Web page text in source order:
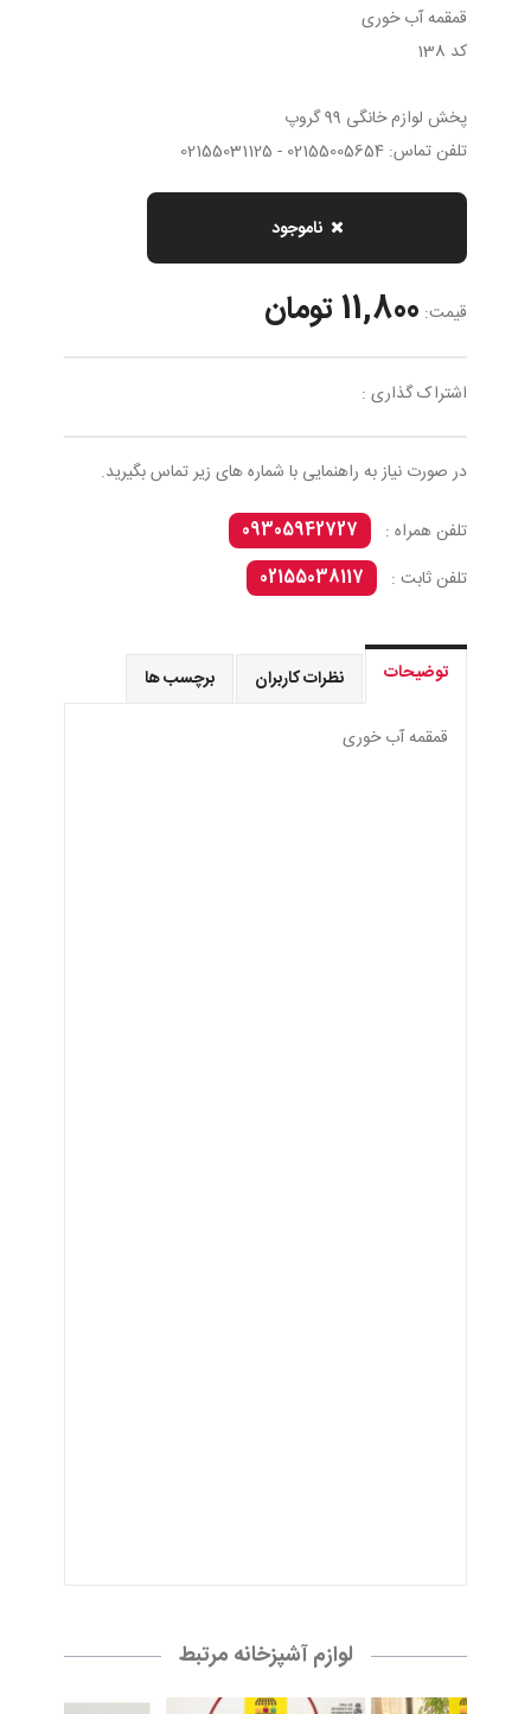
قمقمه آب خوری
کد 138
پخش لوازم خانگی 99 گروپ
تلفن تماس: 02155005654 - 02155031125
ناموجود
قیمت: 11,800 تومان
اشتراک گذاری :
در صورت نیاز به راهنمایی با شماره های زیر تماس بگیرید.
تلفن همراه :
09305942727
تلفن ثابت :
02155038117
توضیحات نظرات کاربران برچسب ها
قمقمه آب خوری
لوازم آشپزخانه مرتبط